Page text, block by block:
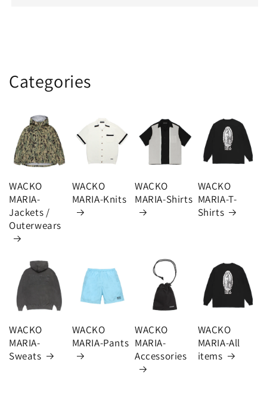
Categories
WACKO
MARIA-
Jackets /
Outerwears
WACKO
MARIA-Knits
WACKO
MARIA-Shirts
WACKO
MARIA-T-
Shirts
WACKO
MARIA-
Sweats
WACKO
MARIA-Pants
WACKO
MARIA-
Accessories
WACKO
MARIA-All
items